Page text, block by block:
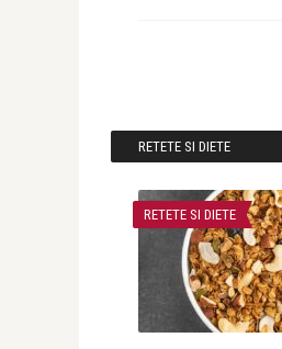
RETETE SI DIETE
RETETE SI DIETE